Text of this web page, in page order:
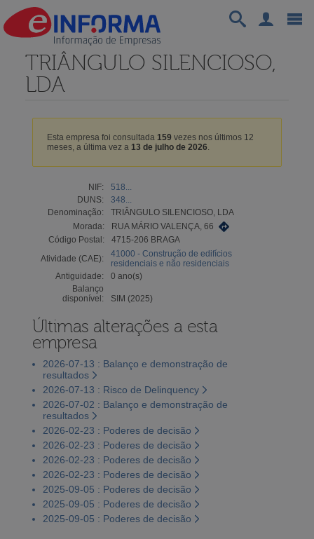
TRIÂNGULO SILENCIOSO,
LDA
Esta empresa foi consultada 159 vezes nos últimos 12
meses, a última vez a 13 de julho de 2026.
NIF:
518...
DUNS:
348...
Denominação:
TRIÂNGULO SILENCIOSO, LDA
Morada:
RUA MÁRIO VALENÇA, 66
Código Postal:
4715-206 BRAGA
Atividade (CAE):
41000 - Construção de edifícios
residenciais e não residenciais
Antiguidade:
0 ano(s)
Balanço
disponível:
SIM (2025)
Últimas alterações a esta
empresa
2026-07-13 : Balanço e demonstração de
resultados
2026-07-13 : Risco de Delinquency
2026-07-02 : Balanço e demonstração de
resultados
2026-02-23 : Poderes de decisão
2026-02-23 : Poderes de decisão
2026-02-23 : Poderes de decisão
2026-02-23 : Poderes de decisão
2025-09-05 : Poderes de decisão
2025-09-05 : Poderes de decisão
2025-09-05 : Poderes de decisão